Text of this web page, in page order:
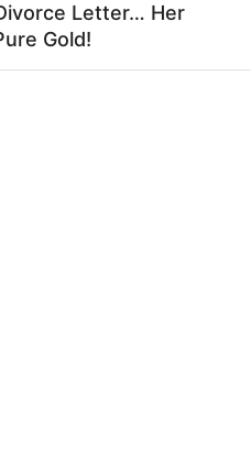
Letter… Her
Gold!